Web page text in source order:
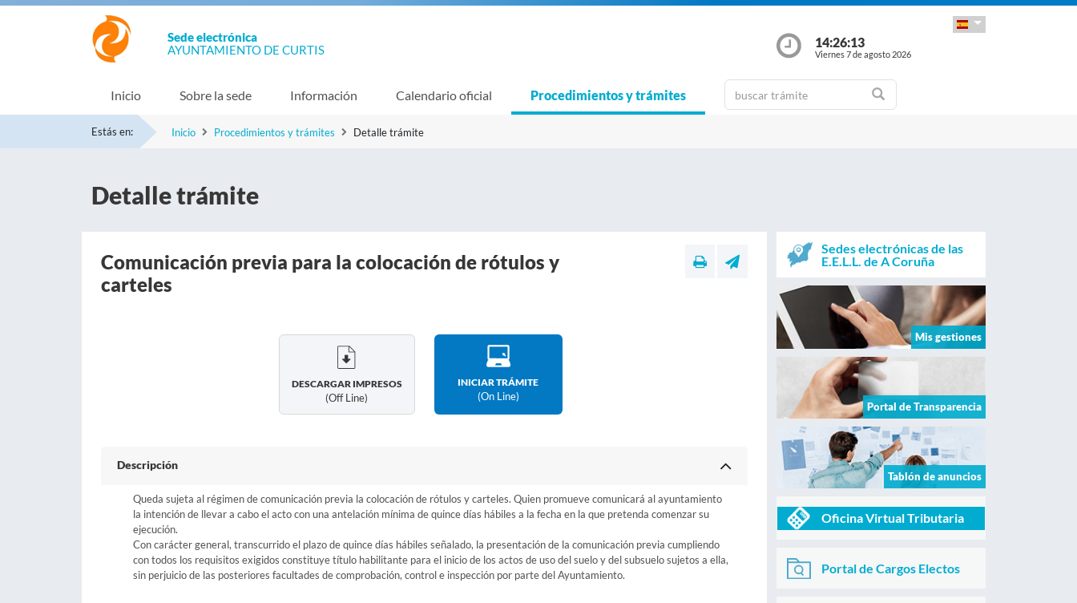
Sede electrónica
AYUNTAMIENTO DE CURTIS
14:26:13
Viernes 7 de agosto 2026
Inicio Sobre la sede Información Calendario oficial Procedimientos y trámites
Estás en: Inicio Procedimientos y trámites Detalle trámite
Detalle trámite
Comunicación previa para la colocación de rótulos y
carteles
DESCARGAR IMPRESOS
(off Line)
INICIAR TRÁMITE
(on Line)
Descripción
Queda sujeta al régimen de comunicación previa la colocación de rótulos y carteles. Quien promueve comunicará al ayuntamiento
la intención de llevar a cabo el acto con una antelación mínima de quince días hábiles a la fecha en la que pretenda comenzar su
ejecución.
Con carácter general, transcurrido el plazo de quince días hábiles señalado, la presentación de la comunicación previa cumpliendo
con todos los requisitos exigidos constituye título habilitante para el inicio de los actos de uso del suelo y del subsuelo sujetos a ella,
sin perjuicio de las posteriores facultades de comprobación, control e inspección por parte del Ayuntamiento.
Sedes electrónicas de las
E.E.L.L. de A Coruña
Mis gestiones
Portal de Transparencia
Tablón de anuncios
Oficina Virtual Tributaria
Portal de Cargos Electos